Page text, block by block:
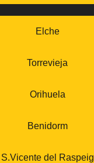
Elche
Torrevieja
Orihuela
Benidorm
S.Vicente del Raspeig